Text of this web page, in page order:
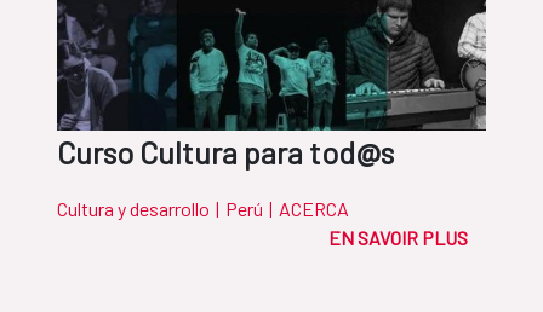
Curso Cultura para tod@s
Cultura y desarrollo | Perú | ACERCA
EN SAVOIR PLUS